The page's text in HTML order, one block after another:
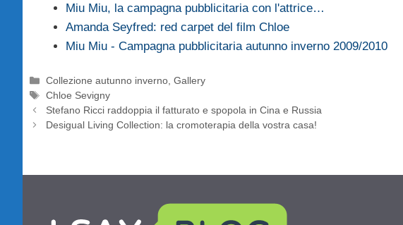
Miu Miu, la campagna pubblicitaria con l'attrice…
Amanda Seyfred: red carpet del film Chloe
Miu Miu - Campagna pubblicitaria autunno inverno 2009/2010
Categorie
Collezione autunno inverno,Gallery
Tag
Chloe Sevigny
Stefano Ricci raddoppia il fatturato e spopola in Cina e Russia
Desigual Living Collection: la cromoterapia della vostra casa!